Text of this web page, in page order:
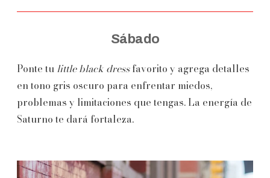
Sábado
Ponte tu little black dressfavorito y agrega detalles
en tono gris oscuro para enfrentar miedos,
problemas y limitaciones que tengas. La energía de
Saturno te dará fortaleza.